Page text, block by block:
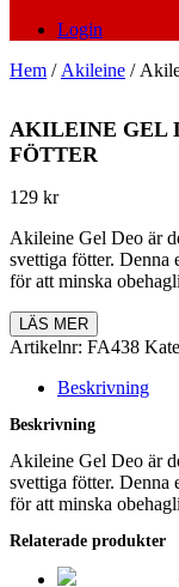
Login
Hem / Akileine /
AKILEINE GEL
FÖTTER
129 kr
Akileine Gel Deo är
svettiga fötter. Denna
för att minska
LÄS MER
Artikelnr: FA438
Beskrivning
Beskrivning
Akileine Gel Deo är
svettiga fötter. Denna
för att minska
Relaterade produkter